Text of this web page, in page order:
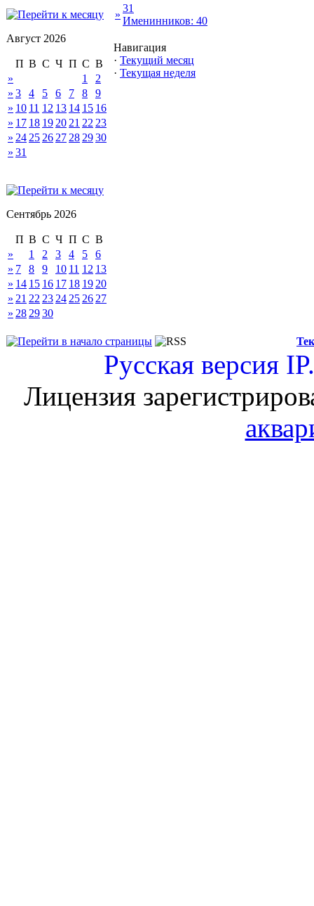
Август 2026
П В С Ч П С В
»
1
2
» 3 4 5 6 7 8
9
» 10 11 12 13 14 15 16
» 17 18 19 20 21 22 23
» 24 25 26 27 28 2930
» 31
Сентябрь 2026
П В С Ч П С В
»
1 2 3 4 5
6
» 7 8 9 10 11 12 13
» 14 15 16 17 18 19 20
» 21 22 23 24 25 26 27
» 28 2930
»
31
Именинников: 40
Навигация
· Текущий месяц
· Текущая неделя
Русская версия
Лицензия